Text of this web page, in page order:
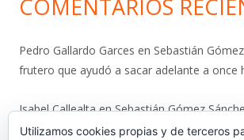
COMENTARIOS
Pedro Gallardo Garces en Sebastián Gómez
frutero que ayudó a sacar adelante a once
Isabel CallealtaenSebastián Gómez
que ayudó a sacar adelante a once
Utilizamos cookies propias y de terceros